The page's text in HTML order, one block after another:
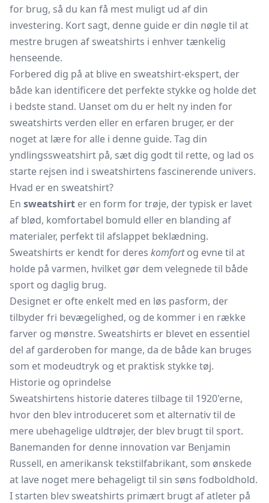
for brug, så du kan få mest muligt ud af din
investering. Kort sagt, denne guide er din nøgle til at
mestre brugen af sweatshirts i enhver tænkelig
henseende.
Forbered dig på at blive en sweatshirt-ekspert, der
både kan identificere det perfekte stykke og holde det
i bedste stand. Uanset om du er helt ny inden for
sweatshirts verden eller en erfaren bruger, er der
noget at lære for alle i denne guide. Tag din
yndlingssweatshirt på, sæt dig godt til rette, og lad os
starte rejsen ind i sweatshirtens fascinerende univers.
Hvad er en sweatshirt?
En sweatshirt er en form for trøje, der typisk er lavet
af blød, komfortabel bomuld eller en blanding af
materialer, perfekt til afslappet beklædning.
Sweatshirts er kendt for deres komfortog evne til at
holde på varmen, hvilket gør dem velegnede til både
sport og daglig brug.
Designet er ofte enkelt med en løs pasform, der
tilbyder fri bevægelighed, og de kommer i en række
farver og mønstre. Sweatshirts er blevet en essentiel
del af garderoben for mange, da de både kan bruges
som et modeudtryk og et praktisk stykke tøj.
Historie og oprindelse
Sweatshirtens historie dateres tilbage til 1920'erne,
hvor den blev introduceret som et alternativ til de
mere ubehagelige uldtrøjer, der blev brugt til sport.
Banemanden for denne innovation var Benjamin
Russell, en amerikansk tekstilfabrikant, som ønskede
at lave noget mere behageligt til sin søns fodboldhold.
I starten blev sweatshirts primært brugt af atleter på